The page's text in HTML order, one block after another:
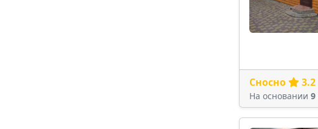
Сносно 3.2
На основании 9